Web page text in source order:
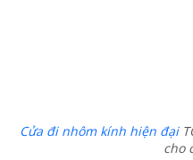
Cửa đi nhôm kính hiện đại
cho